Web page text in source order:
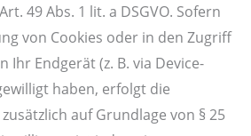
49 Abs. 1 lit. a DSGVO. Sofern
von Cookies oder in den Zugriff
Ihr Endgerät (z. B. via Device-
haben, erfolgt die
auf Grundlage von § 25